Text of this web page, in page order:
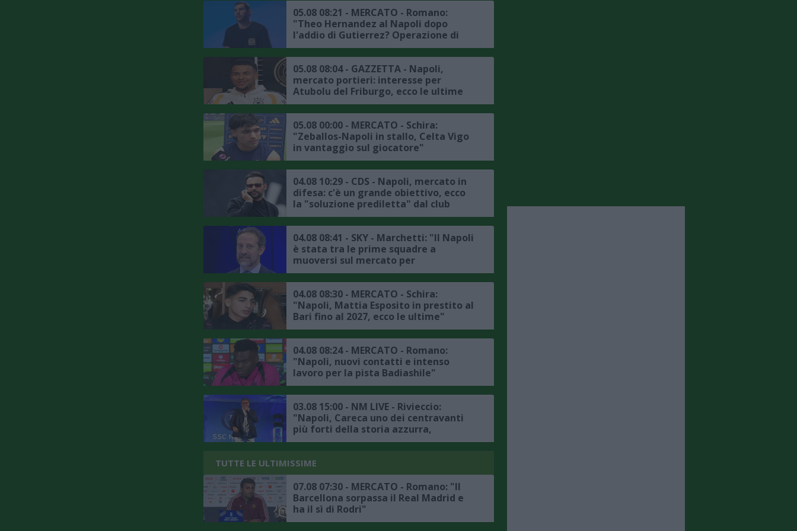
05.08 08:21 - MERCATO - Romano:
"Theo Hernandez al Napoli dopo
l'addio di Gutierrez? Operazione di
fantasia, ingaggio fuori mercato per
la Serie A"
05.08 08:04 - GAZZETTA - Napoli,
mercato portieri: interesse per
Atubolu del Friburgo, ecco le ultime
05.08 00:00 - MERCATO - Schira:
"Zeballos-Napoli in stallo, Celta Vigo
in vantaggio sul giocatore"
04.08 10:29 - CDS - Napoli, mercato in
difesa: c'è un grande obiettivo, ecco
la "soluzione prediletta" dal club
04.08 08:41 - SKY - Marchetti: "Il Napoli
è stata tra le prime squadre a
muoversi sul mercato per
Mastantuono, ma è una situazione
particolare"
04.08 08:30 - MERCATO - Schira:
"Napoli, Mattia Esposito in prestito al
Bari fino al 2027, ecco le ultime"
04.08 08:24 - MERCATO - Romano:
"Napoli, nuovi contatti e intenso
lavoro per la pista Badiashile"
03.08 15:00 - NM LIVE - Rivieccio:
"Napoli, Careca uno dei centravanti
più forti della storia azzurra,
mercato? Bisogna sfoltire la rosa
TUTTE LE ULTIMISSIME
07.08 07:30 - MERCATO - Romano: "Il
Barcellona sorpassa il Real Madrid e
ha il sì di Rodri"